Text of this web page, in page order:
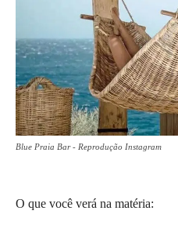
Blue Praia Bar - Reprodução Instagram
O que você verá na matéria: